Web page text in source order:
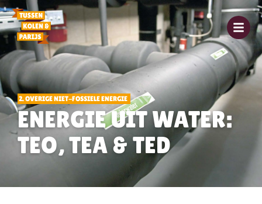
2. OVERIGE NIET-FOSSIELE ENERGIE
ENERGIE UIT WATER:
TEO, TEA & TED